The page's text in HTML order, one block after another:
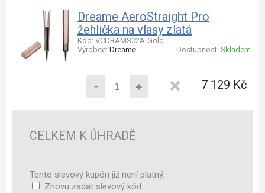
Dreame AeroStraight Pro
žehlička na vlasy zlatá
Kód: VCDRAMS02A-Gold
Výrobce: Dreame Dostupnost: Skladem
- + 7 129 Kč
CELKEM K ÚHRADĚ
Tento slevový kupón již není platný.
Znovu zadat slevový kód